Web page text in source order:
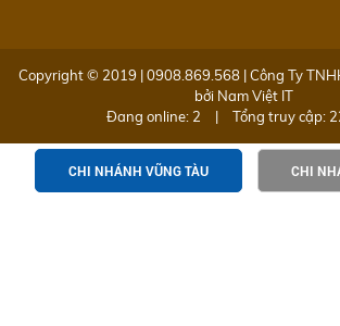
Copyright © 2019 | 0908.869.568 | Công Ty
bởi Nam Việt IT
Đang online: 2
| Tổng truy cập:
CHI NHÁNH VŨNG TÀU CHI